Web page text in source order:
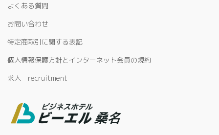
よくある質問
お問い合わせ
特定商取引に関する表記
個人情報保護方針とインターネット会員の規約
求人 recruitment